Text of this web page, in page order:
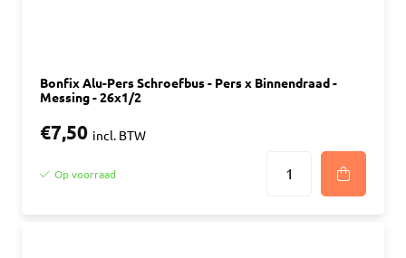
Bonfix Alu-Pers Schroefbus - Pers x Binnendraad -
Messing - 26x1/2
€7,50 incl. BTW
Op voorraad